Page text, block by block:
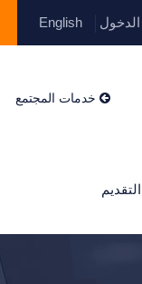
English
خدمات المجتمع
التقديم